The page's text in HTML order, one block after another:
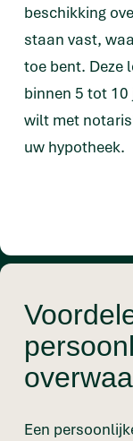
beschikking
staan vast,
toe bent. Deze
binnen 5 tot
wilt met
uw hypotheek.
Een